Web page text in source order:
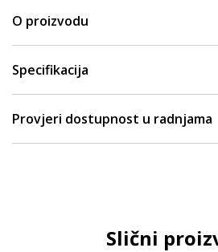
O proizvodu
Specifikacija
Provjeri dostupnost u radnjama
Slični